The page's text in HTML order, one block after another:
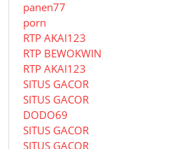
panen77
porn
RTP AKAI123
RTP BEWOKWIN
RTP AKAI123
SITUS GACOR
SITUS GACOR
DODO69
SITUS GACOR
SITUS GACOR